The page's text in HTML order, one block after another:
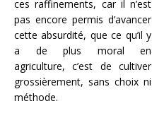
ces raffinements, car il n’est
pas encore permis d’avancer
cette absurdité, que ce qu’il y
a de plus moral en
agriculture, c’est de cultiver
grossièrement, sans choix ni
méthode.